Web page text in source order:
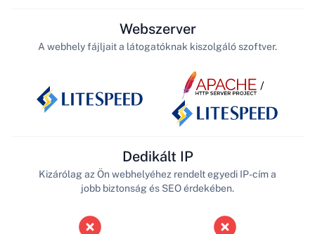
Webszerver
A webhely fájljait a látogatóknak kiszolgáló szoftver.
/
Dedikált IP
Kizárólag az Ön webhelyéhez rendelt egyedi IP-cím a
jobb biztonság és SEO érdekében.